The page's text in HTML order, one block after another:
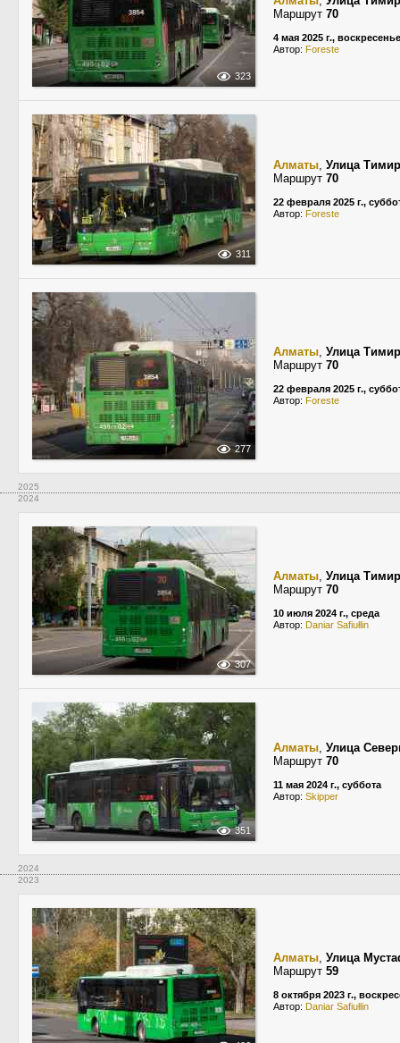
323
Маршрут 70
4 мая 2025 г., воскресенье
Автор: Foreste
311
Алматы, Улица
Маршрут 70
22 февраля 2025 г.,
Автор: Foreste
277
Алматы, Улица
Маршрут 70
22 февраля 2025 г.,
Автор: Foreste
2025
2024
307
Алматы, Улица
Маршрут 70
10 июля 2024 г., среда
Автор: Daniar Safiułlin
351
Алматы, Улица
Маршрут 70
11 мая 2024 г., суббота
Автор: Skipper
2024
2023
Алматы, Улица
Маршрут 59
8 октября 2023 г.,
Автор: Daniar Safiułlin